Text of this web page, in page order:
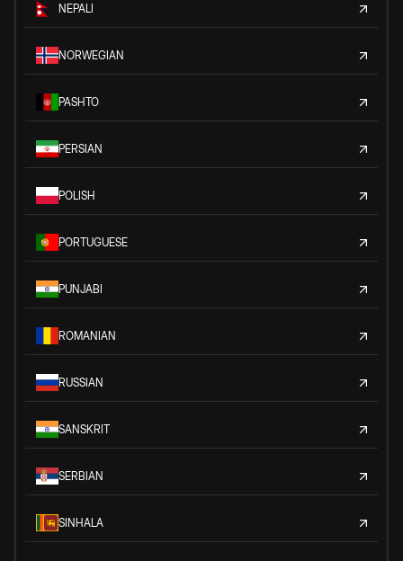
NEPALI
NORWEGIAN
PASHTO
PERSIAN
POLISH
PORTUGUESE
PUNJABI
ROMANIAN
RUSSIAN
SANSKRIT
SERBIAN
SINHALA